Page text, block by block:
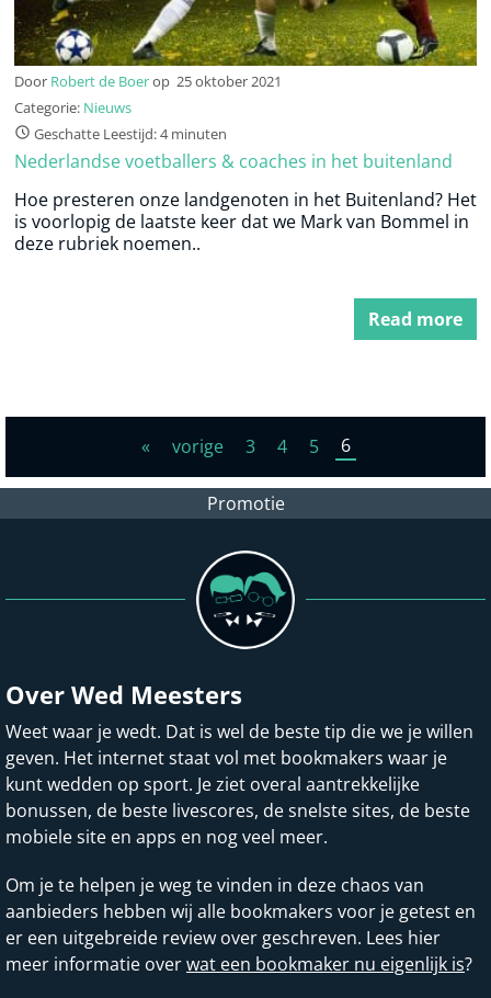
Door Robert de Boerop 25 oktober 2021
Categorie: Nieuws
Geschatte Leestijd: 4 minuten
Nederlandse voetballers & coaches in het buitenland
Hoe presteren onze landgenoten in het Buitenland? Het
is voorlopig de laatste keer dat we Mark van Bommel in
deze rubriek noemen..
Read more
« vorige 3 4 5 6
Promotie
Over Wed Meesters
Weet waar je wedt. Dat is wel de beste tip die we je willen
geven. Het internet staat vol met bookmakers waar je
kunt wedden op sport. Je ziet overal aantrekkelijke
bonussen, de beste livescores, de snelste sites, de beste
mobiele site en apps en nog veel meer.
Om je te helpen je weg te vinden in deze chaos van
aanbieders hebben wij alle bookmakers voor je getest en
er een uitgebreide review over geschreven. Lees hier
meer informatie overwat een bookmaker nu eigenlijk is?